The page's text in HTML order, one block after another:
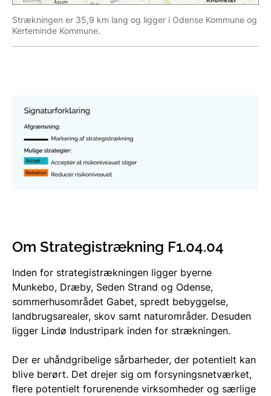
Strækningen er 35,9 km lang og ligger i Odense Kommune og
Kerteminde Kommune.
Om Strategistrækning F1.04.04
Inden for strategistrækningen ligger byerne
Munkebo, Dræby, Seden Strand og Odense,
sommerhusområdet Gabet, spredt bebyggelse,
landbrugsarealer, skov samt naturområder. Desuden
ligger Lindø Industripark inden for strækningen.
Der er uhåndgribelige sårbarheder, der potentielt kan
blive berørt. Det drejer sig om forsyningsnetværket,
flere potentielt forurenende virksomheder og særlige